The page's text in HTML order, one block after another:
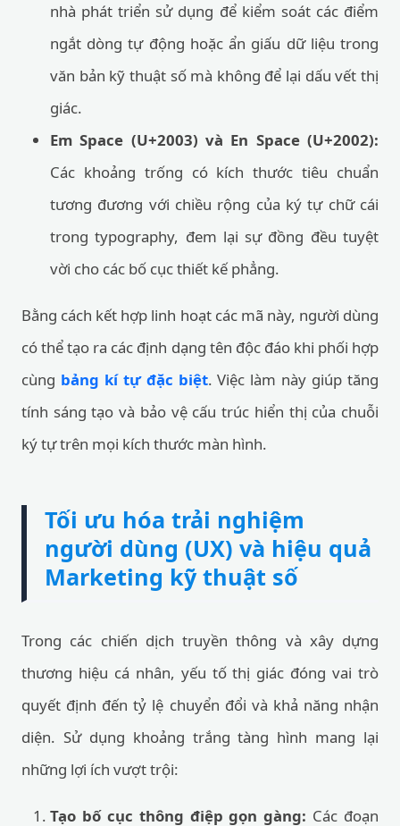
nhà phát triển sử dụng để kiểm soát các điểm
ngắt dòng tự động hoặc ẩn giấu dữ liệu trong
văn bản kỹ thuật số mà không để lại dấu vết thị
giác.
Em Space (U+2003) và En Space (U+2002):
Các khoảng trống có kích thước tiêu chuẩn
tương đương với chiều rộng của ký tự chữ cái
trong typography, đem lại sự đồng đều tuyệt
vời cho các bố cục thiết kế phẳng.
Bằng cách kết hợp linh hoạt các mã này, người dùng
có thể tạo ra các định dạng tên độc đáo khi phối hợp
cùng bảng kí tự đặc biệt. Việc làm này giúp tăng
tính sáng tạo và bảo vệ cấu trúc hiển thị của chuỗi
ký tự trên mọi kích thước màn hình.
Tối ưu hóa trải nghiệm
người dùng (UX) và hiệu quả
Marketing kỹ thuật số
Trong các chiến dịch truyền thông và xây dựng
thương hiệu cá nhân, yếu tố thị giác đóng vai trò
quyết định đến tỷ lệ chuyển đổi và khả năng nhận
diện. Sử dụng khoảng trắng tàng hình mang lại
những lợi ích vượt trội:
Tạo bố cục thông điệp gọn gàng: Các đoạn